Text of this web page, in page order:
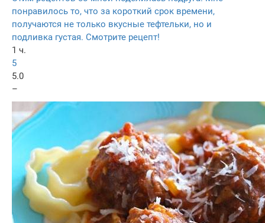
понравилось то, что за короткий срок времени,
получаются не только вкусные тефтельки, но и
подливка густая. Смотрите рецепт!
1 ч.
5
5.0
–